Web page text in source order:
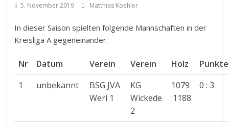
5. November 2019 Matthias Koehler
In dieser Saison spielten folgende Mannschaften in der
Kreisliga A gegeneinander:
Nr Datum Verein Verein Holz
Punkte
1
unbekannt
BSG JVA
Werl 1
KG
Wickede
2
1079
:1188
0 : 3